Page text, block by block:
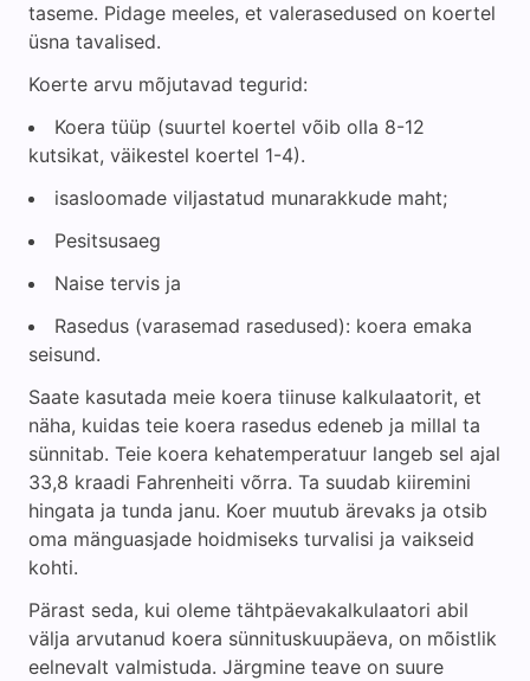
taseme. Pidage meeles, et valerasedused on koertel
üsna tavalised.
Koerte arvu mõjutavad tegurid:
Koera tüüp (suurtel koertel võib olla 8-12
kutsikat, väikestel koertel 1-4).
isasloomade viljastatud munarakkude maht;
Pesitsusaeg
Naise tervis ja
Rasedus (varasemad rasedused): koera emaka
seisund.
Saate kasutada meie koera tiinuse kalkulaatorit, et
näha, kuidas teie koera rasedus edeneb ja millal ta
sünnitab. Teie koera kehatemperatuur langeb sel ajal
33,8 kraadi Fahrenheiti võrra. Ta suudab kiiremini
hingata ja tunda janu. Koer muutub ärevaks ja otsib
oma mänguasjade hoidmiseks turvalisi ja vaikseid
kohti.
Pärast seda, kui oleme tähtpäevakalkulaatori abil
välja arvutanud koera sünnituskuupäeva, on mõistlik
eelnevalt valmistuda. Järgmine teave on suure